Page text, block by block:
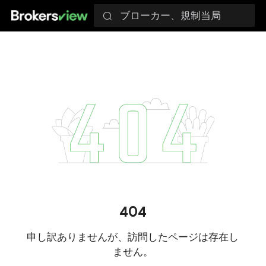
ブローカー、規制当局
404
申し訳ありませんが、訪問したページは存在し
ません。